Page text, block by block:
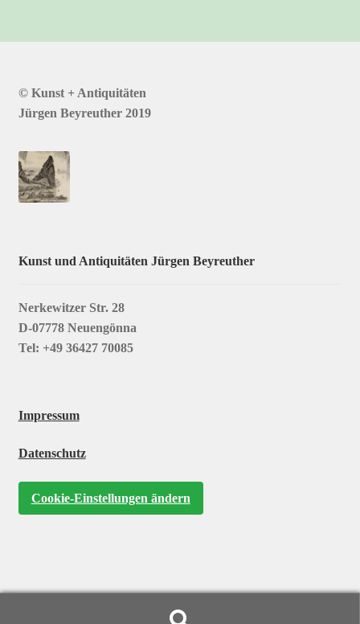
© Kunst + Antiquitäten
Jürgen Beyreuther 2019
Kunst und Antiquitäten Jürgen Beyreuther
Nerkewitzer Str. 28
D-07778 Neuengönna
Tel: +49 36427 70085
Impressum
Datenschutz
Cookie-Einstellungen ändern